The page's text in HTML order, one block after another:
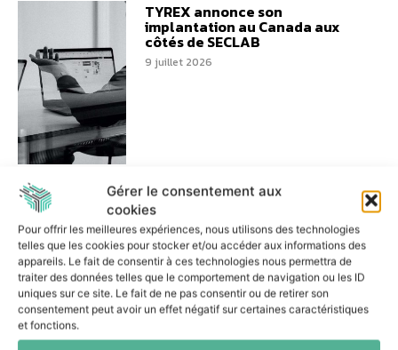
Gérer le consentement aux
cookies
Pour offrir les meilleures expériences, nous utilisons des technologies
telles que les cookies pour stocker et/ou accéder aux informations des
appareils. Le fait de consentir à ces technologies nous permettra de
traiter des données telles que le comportement de navigation ou les ID
uniques sur ce site. Le fait de ne pas consentir ou de retirer son
consentement peut avoir un effet négatif sur certaines caractéristiques
et fonctions.
TYREX annonce son
implantation au Canada aux
côtés de SECLAB
9 juillet 2026
ITS Integra renouvelle ses
certifications et poursuit sa
démarche SecNumCloud
6 juillet 2026